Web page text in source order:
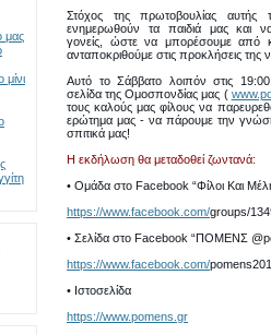
μας
Στόχος της πρωτοβουλίας
ενημερωθούν τα παιδιά μας και να
γονείς, ώστε να μπορέσουμε από
ανταποκριθούμε στις προκλήσεις της
Αυτό το Σάββατο λοιπόν στις
σελίδα της Ομοσπονδίας μας (
τους καλούς μας φίλους να
ερώτημα μας - να πάρουμε την
σπιτικά μας!
Η εκδήλωση θα μεταδοθεί ζωντανά:
• Ομάδα στο Facebook “Φίλοι Και
https://www.facebook.com/groups/
• Σελίδα στο Facebook “ΠΟΜΕΝΣ
https://www.facebook.com/
• Ιστοσελίδα
https://www.pomens.gr